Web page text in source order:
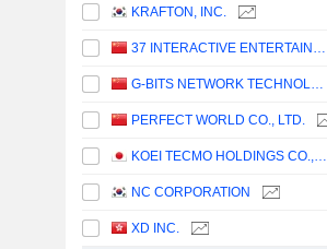
KRAFTON, INC.
37 INTERACTIVE ENTERTAINMENT NETWORK TECHNOLOGY GROUP CO., LTD.
G-BITS NETWORK TECHNOLOGY (XIAMEN) CO., LTD.
PERFECT WORLD CO., LTD.
KOEI TECMO HOLDINGS CO., LTD.
NC CORPORATION
XD INC.